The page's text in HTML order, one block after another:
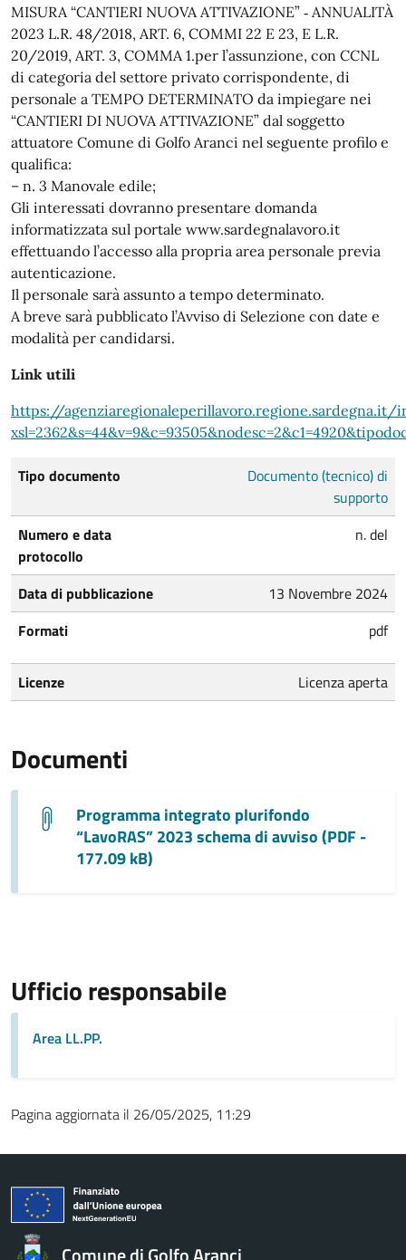
MISURA “CANTIERI NUOVA ATTIVAZIONE” ‐ ANNUALITÀ
2023 L.R. 48/2018, ART. 6, COMMI 22 E 23, E L.R.
20/2019, ART. 3, COMMA 1.per l’assunzione, con CCNL
di categoria del settore privato corrispondente, di
personale a TEMPO DETERMINATO da impiegare nei
“CANTIERI DI NUOVA ATTIVAZIONE” dal soggetto
attuatore Comune di Golfo Aranci nel seguente profilo e
qualifica:
– n. 3 Manovale edile;
Gli interessati dovranno presentare domanda
informatizzata sul portale www.sardegnalavoro.it
effettuando l’accesso alla propria area personale previa
autenticazione.
Il personale sarà assunto a tempo determinato.
A breve sarà pubblicato l’Avviso di Selezione con date e
modalità per candidarsi.
Link utili
https://agenziaregionaleperillavoro.regione.sardegna.it/
Tipo documento
Documento (tecnico) di
supporto
Numero e data
protocollo
n. del
Data di pubblicazione
13 Novembre 2024
Formati
pdf
Licenze Licenza aperta
Documenti
Programma integrato plurifondo
“LavoRAS” 2023 schema di avviso (PDF -
177.09 kB)
Ufficio responsabile
Area LL.PP.
Pagina aggiornata il 26/05/2025, 11:29